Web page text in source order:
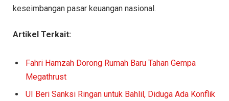
keseimbangan pasar keuangan nasional.
Artikel Terkait:
Fahri Hamzah Dorong Rumah Baru Tahan Gempa
Megathrust
UI Beri Sanksi Ringan untuk Bahlil, Diduga Ada Konflik